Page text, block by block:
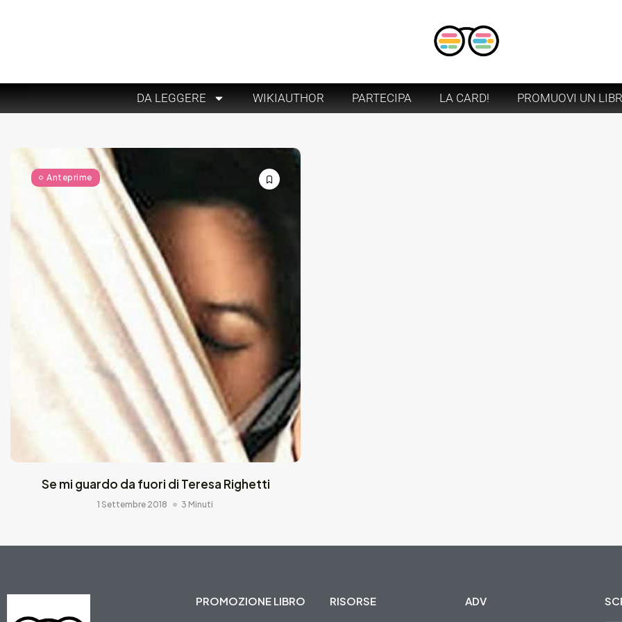
DA LEGGERE WIKIAUTHOR PARTECIPA LA CARD! PROMUOVI UN
Anteprime
Se mi guardo da fuori di Teresa Righetti
1 Settembre 2018 3 Minuti
PROMOZIONE LIBRO RISORSE ADV